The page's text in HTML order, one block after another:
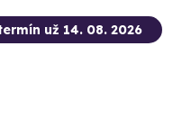
už 14. 08. 2026